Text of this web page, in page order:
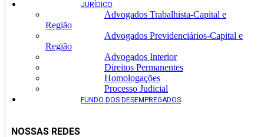
JURÍDICO
Advogados Trabalhista-Capital e
Região
Advogados Previdenciários-Capital e
Região
Advogados Interior
Direitos Permanentes
Homologações
Processo Judicial
FUNDO DOS DESEMPREGADOS
NOSSAS REDES